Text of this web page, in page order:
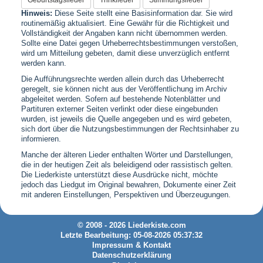
Hinweis: Diese Seite stellt eine Basisinformation dar. Sie wird
routinemäßig aktualisiert. Eine Gewähr für die Richtigkeit und
Vollständigkeit der Angaben kann nicht übernommen werden.
Sollte eine Datei gegen Urheberrechtsbestimmungen verstoßen,
wird um Mitteilung gebeten, damit diese unverzüglich entfernt
werden kann.
Die Aufführungsrechte werden allein durch das Urheberrecht
geregelt, sie können nicht aus der Veröffentlichung im Archiv
abgeleitet werden. Sofern auf bestehende Notenblätter und
Partituren externer Seiten verlinkt oder diese eingebunden
wurden, ist jeweils die Quelle angegeben und es wird gebeten,
sich dort über die Nutzungsbestimmungen der Rechtsinhaber zu
informieren.
Manche der älteren Lieder enthalten Wörter und Darstellungen,
die in der heutigen Zeit als beleidigend oder rassistisch gelten.
Die Liederkiste unterstützt diese Ausdrücke nicht, möchte
jedoch das Liedgut im Original bewahren, Dokumente einer Zeit
mit anderen Einstellungen, Perspektiven und Überzeugungen.
© 2008 - 2026 Liederkiste.com
Letzte Bearbeitung: 05-08-2026 05:37:32
Impressum & Kontakt
Datenschutzerklärung